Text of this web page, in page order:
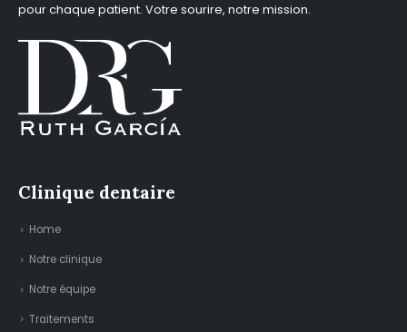
pour chaque patient. Votre sourire, notre mission.
Clinique dentaire
Home
Notre clinique
Notre équipe
Traitements